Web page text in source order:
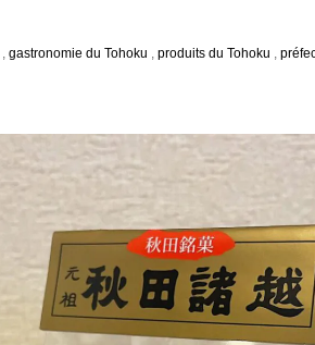
, gastronomie du Tohoku , produits du Tohoku ,